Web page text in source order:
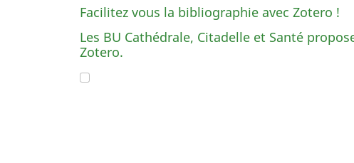
Facilitez vous la bibliographie avec Zotero !
Les BU Cathédrale, Citadelle et Santé
Zotero.